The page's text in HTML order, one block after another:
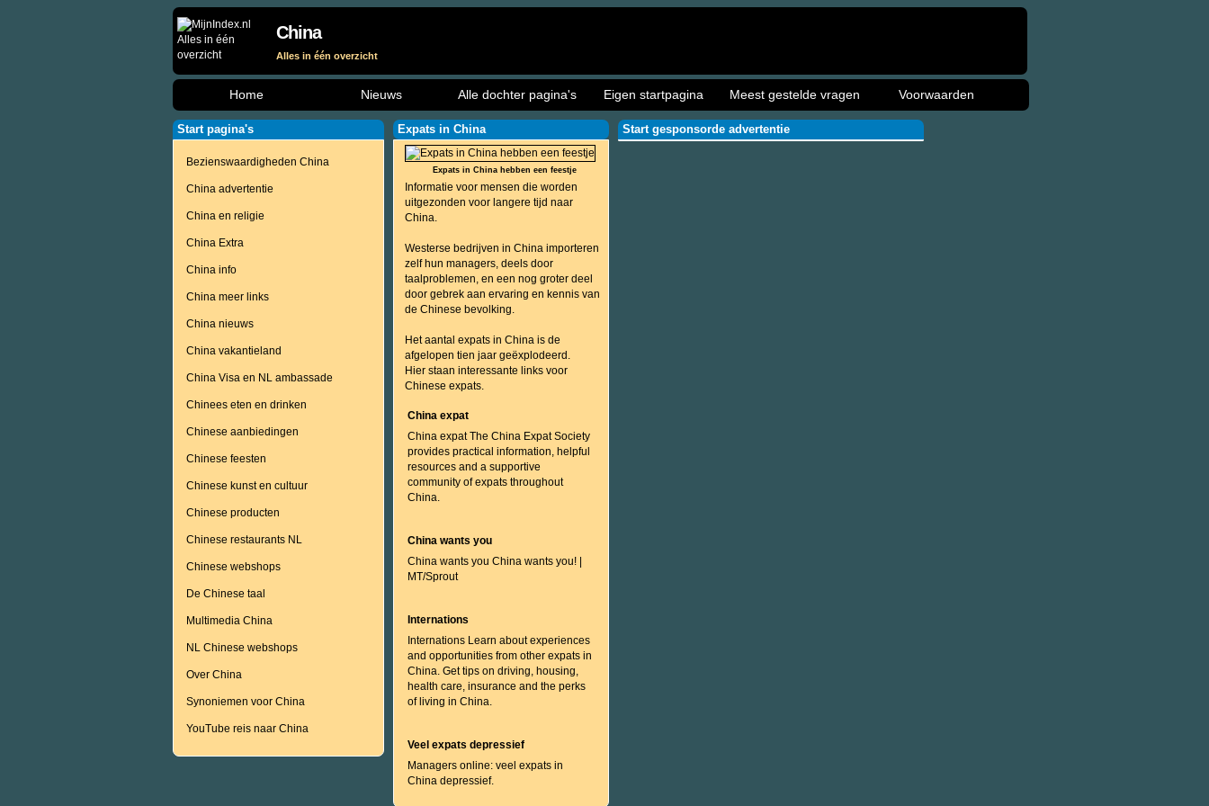
China
Alles in één overzicht
Home Nieuws Alle dochter pagina's Eigen startpagina Meest gestelde vragen Voorwaarden
Start pagina's
Bezienswaardigheden China
China advertentie
China en religie
China Extra
China info
China meer links
China nieuws
China vakantieland
China Visa en NL ambassade
Chinees eten en drinken
Chinese aanbiedingen
Chinese feesten
Chinese kunst en cultuur
Chinese producten
Chinese restaurants NL
Chinese webshops
De Chinese taal
Multimedia China
NL Chinese webshops
Over China
Synoniemen voor China
YouTube reis naar China
Expats in China
Expats in China hebben een feestje
Informatie voor mensen die worden
uitgezonden voor langere tijd naar
China.
Westerse bedrijven in China importeren
zelf hun managers, deels door
taalproblemen, en een nog groter deel
door gebrek aan ervaring en kennis van
de Chinese bevolking.
Het aantal expats in China is de
afgelopen tien jaar geëxplodeerd.
Hier staan interessante links voor
Chinese expats.
China expat
China expat The China Expat Society
provides practical information, helpful
resources and a supportive
community of expats throughout
China.
China wants you
China wants you China wants you! |
MT/Sprout
Internations
Internations Learn about experiences
and opportunities from other expats in
China. Get tips on driving, housing,
health care, insurance and the perks
of living in China.
Veel expats depressief
Managers online: veel expats in
China depressief.
Start gesponsorde advertentie